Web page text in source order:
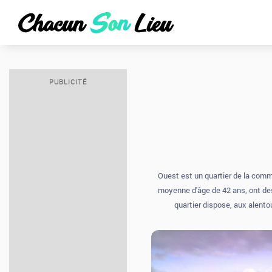
PUBLICITÉ
Ouest est un quartier de la
moyenne d'âge de 42 ans, ont
quartier dispose, aux